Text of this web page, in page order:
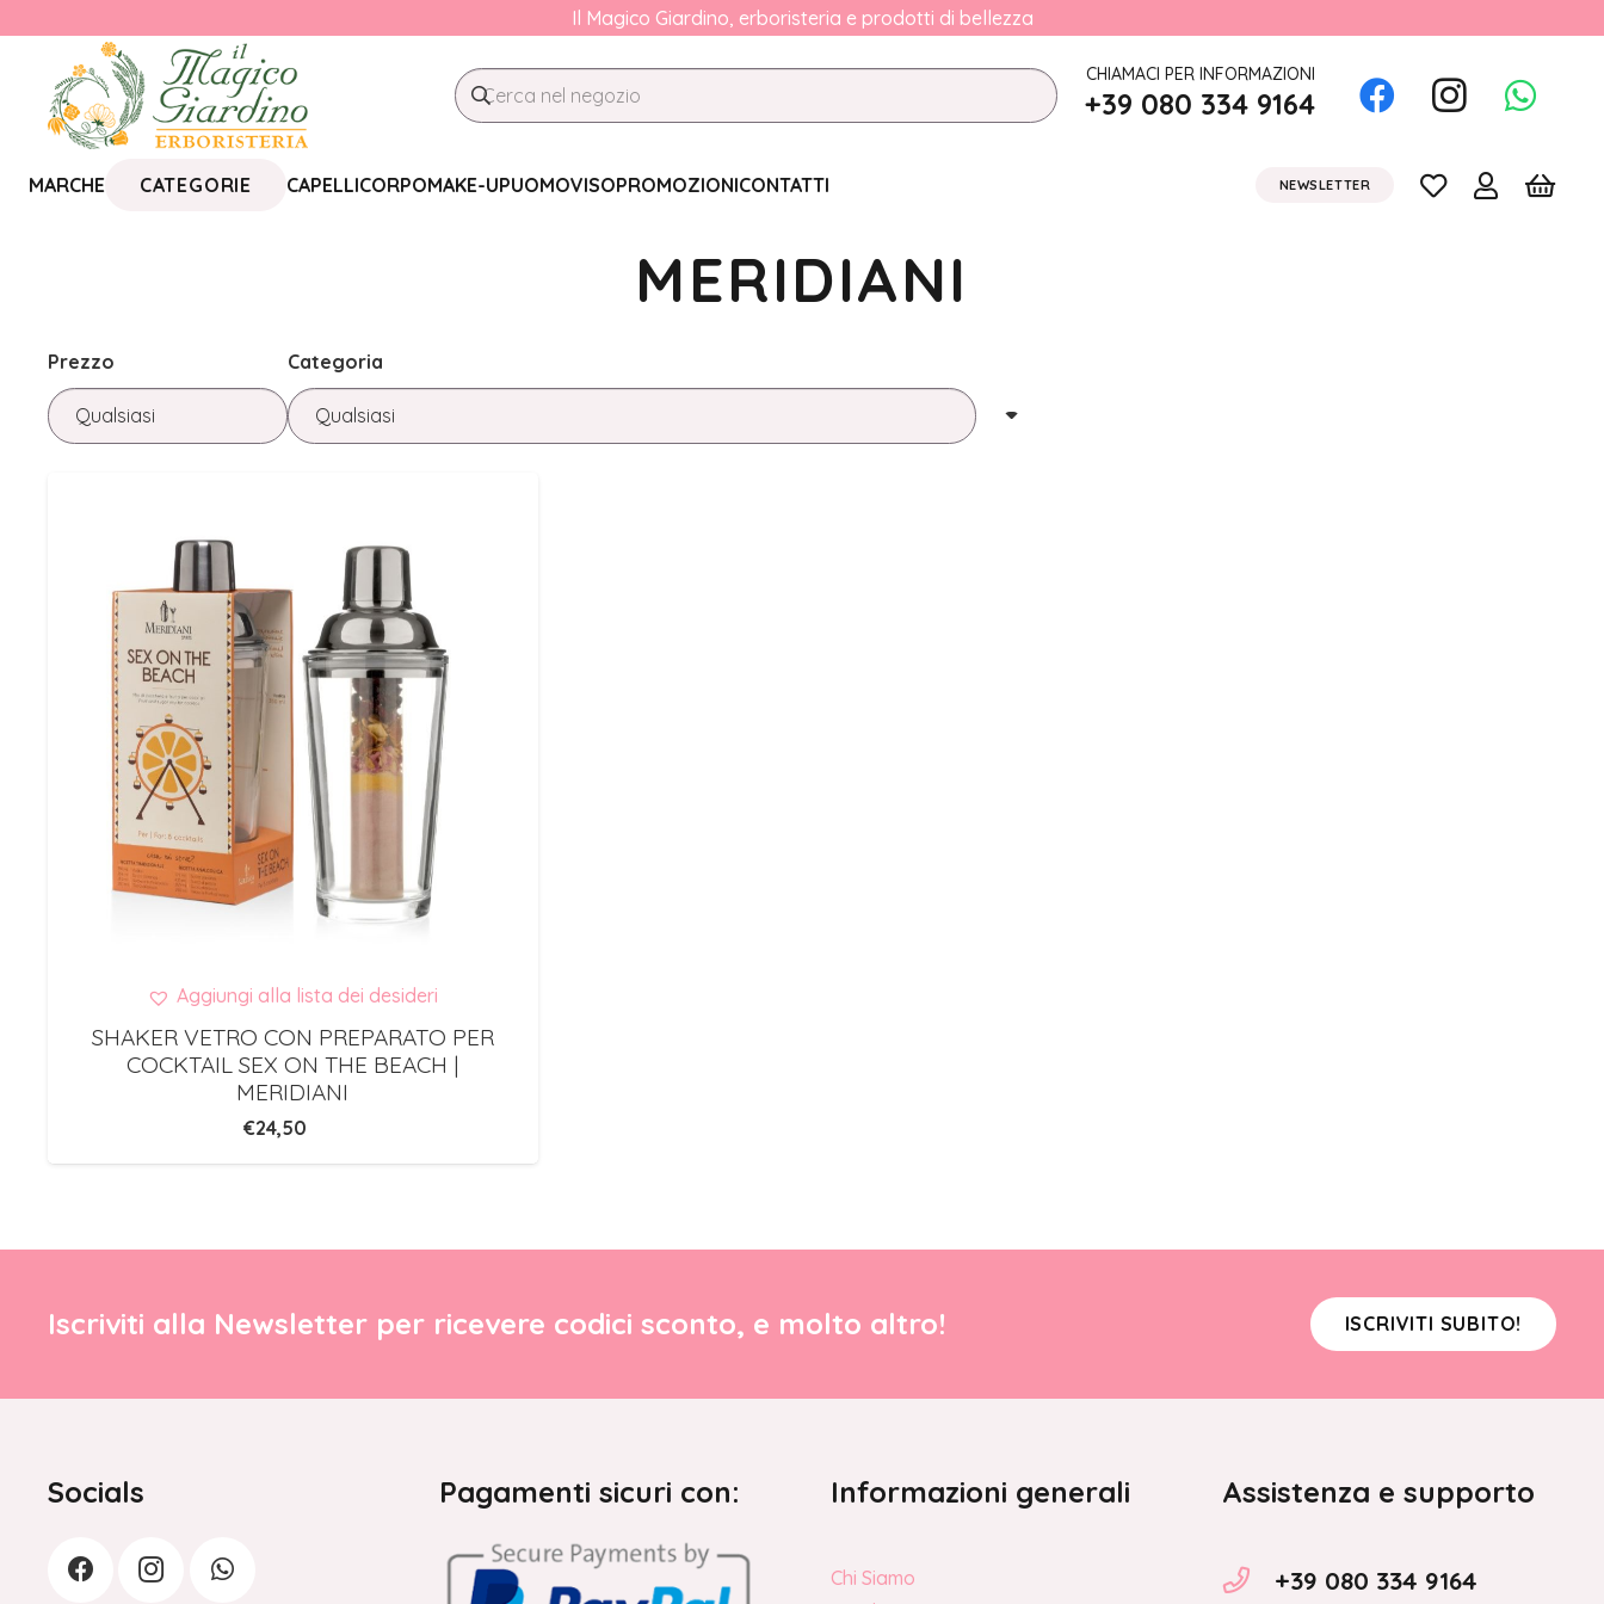
Il Magico Giardino, erboristeria e prodotti di bellezza
CHIAMACI PER INFORMAZIONI
+39 080 334 9164
MARCHE CATEGORIE CAPELLICORPOMAKE-UPUOMOVISOPROMOZIONICONTATTI NEWSLETTER
MERIDIANI
Prezzo Categoria
Aggiungi alla lista dei desideri
SHAKER VETRO CON PREPARATO PER
COCKTAIL SEX ON THE BEACH |
MERIDIANI
€24,50
Iscriviti alla Newsletter per ricevere codici sconto, e molto altro! ISCRIVITI SUBITO!
Socials Pagamenti sicuri con: Informazioni generali
Chi Siamo
Assistenza e supporto
+39 080 334 9164